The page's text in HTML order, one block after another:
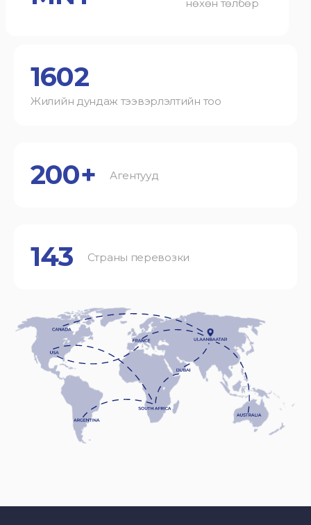
нөхөн төлбөр
1602
Жилийн дундаж тээвэрлэлтийн тоо
200+ Агентууд
143 Страны перевозки